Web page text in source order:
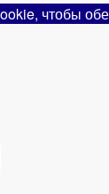
чтобы